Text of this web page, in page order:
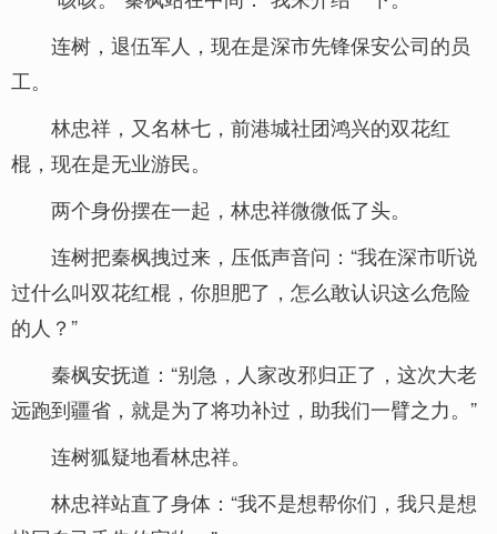
连树，退伍军人，现在是深市先锋保安公司的员
工。
林忠祥，又名林七，前港城社团鸿兴的双花红
棍，现在是无业游民。
两个身份摆在一起，林忠祥微微低了头。
连树把秦枫拽过来，压低声音问：“我在深市听说
过什么叫双花红棍，你胆肥了，怎么敢认识这么危险
的人？”
秦枫安抚道：“别急，人家改邪归正了，这次大老
远跑到疆省，就是为了将功补过，助我们一臂之力。”
连树狐疑地看林忠祥。
林忠祥站直了身体：“我不是想帮你们，我只是想